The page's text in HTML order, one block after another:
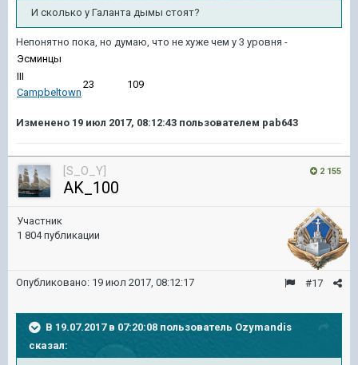
И сколько у Галанта дымы стоят?
Непонятно пока, но думаю, что не хуже чем у 3 уровня -
Эсминцы
III
Campbeltown
23 109
Изменено 19 июл 2017, 08:12:43 пользователем pab643
2 155
[S_O_Y]
AK_100
Участник
1 804 публикации
#17
Опубликовано: 19 июл 2017, 08:12:17
В 19.07.2017 в 07:20:08 пользователь Ozymandis
сказал: